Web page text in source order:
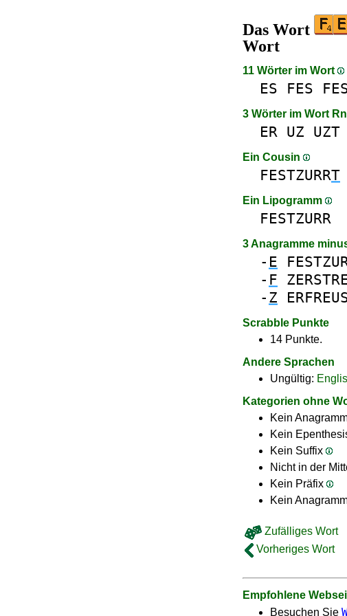
Das Wort
Wort
11 Wörter im Wort
ES FES
3 Wörter im Wort
ER UZ UZT
Ein Cousin
FESTZURRT
Ein Lipogramm
FESTZURR
3 Anagramme
- E
- F
- Z
Scrabble Punkte
14 Punkte.
Andere Sprachen
Ungültig:
Kategorien ohne
Kein
Kein
Kein Suffix
Nicht in der
Kein Präfix
Kein
Zufälliges Wort
Vorheriges Wort
Empfohlene
Besuchen Sie